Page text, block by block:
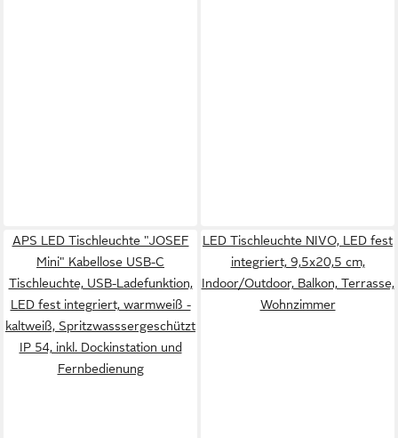
APS LED Tischleuchte "JOSEF
Mini" Kabellose USB-C
Tischleuchte, USB-Ladefunktion,
LED fest integriert, warmweiß -
kaltweiß, Spritzwasssergeschützt
IP 54, inkl. Dockinstation und
Fernbedienung
LED Tischleuchte NIVO, LED fest
integriert, 9,5x20,5 cm,
Indoor/Outdoor, Balkon, Terrasse,
Wohnzimmer